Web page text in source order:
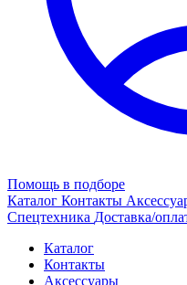
Помощь в подборе
Каталог Контакты
Спецтехника Доставка/
Каталог
Контакты
Аксессуары